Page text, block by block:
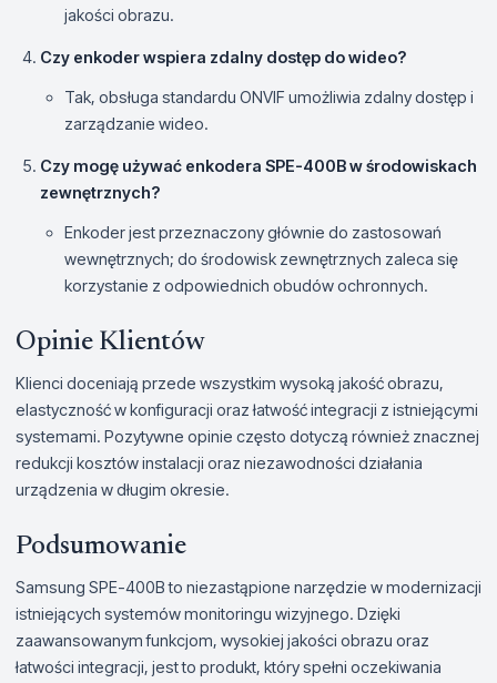
jakości obrazu.
Czy enkoder wspiera zdalny dostęp do wideo?
Tak, obsługa standardu ONVIF umożliwia zdalny dostęp i
zarządzanie wideo.
Czy mogę używać enkodera SPE-400B w środowiskach
zewnętrznych?
Enkoder jest przeznaczony głównie do zastosowań
wewnętrznych; do środowisk zewnętrznych zaleca się
korzystanie z odpowiednich obudów ochronnych.
Opinie Klientów
Klienci doceniają przede wszystkim wysoką jakość obrazu,
elastyczność w konfiguracji oraz łatwość integracji z istniejącymi
systemami. Pozytywne opinie często dotyczą również znacznej
redukcji kosztów instalacji oraz niezawodności działania
urządzenia w długim okresie.
Podsumowanie
Samsung SPE-400B to niezastąpione narzędzie w modernizacji
istniejących systemów monitoringu wizyjnego. Dzięki
zaawansowanym funkcjom, wysokiej jakości obrazu oraz
łatwości integracji, jest to produkt, który spełni oczekiwania